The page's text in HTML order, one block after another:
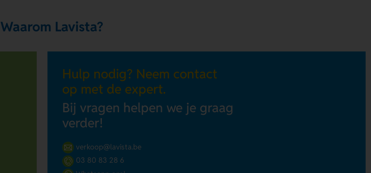
Waarom Lavista?
Hulp nodig? Neem contact
op met de expert.
Bij vragen helpen we je graag
verder!
verkoop@lavista.be
03 80 83 28 6